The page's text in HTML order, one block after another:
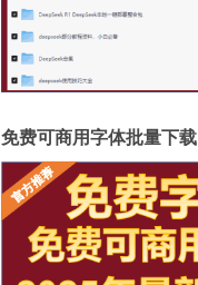
免费可商用字体批量下载